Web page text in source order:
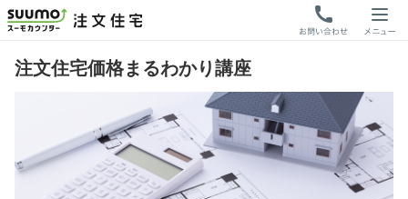
注文住宅価格まるわかり講座